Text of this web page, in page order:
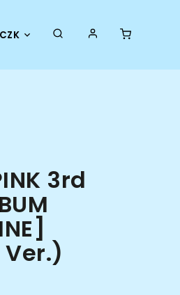
CZK Oficiální merch
3rd
Ver.)